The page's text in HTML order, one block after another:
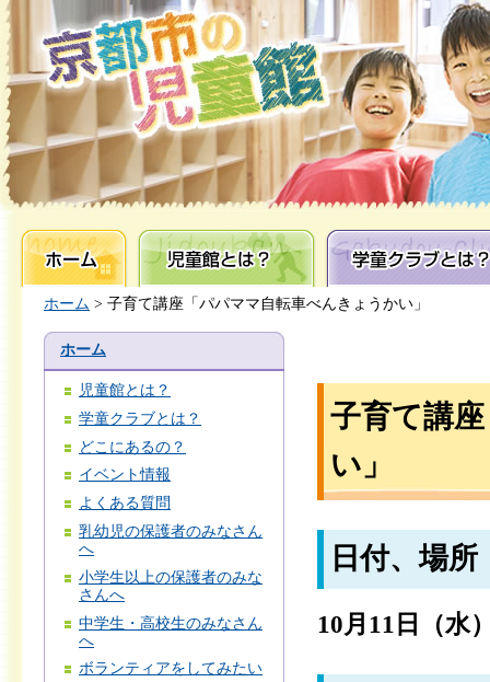
ホーム 児童館とは？ 学童クラブとは？
ホーム > 子育て講座「パパママ自転車べんきょうかい」
ホーム
児童館とは？
学童クラブとは？
どこにあるの？
イベント情報
よくある質問
乳幼児の保護者のみなさん
へ
小学生以上の保護者のみな
さんへ
中学生・高校生のみなさん
へ
ボランティアをしてみたい
子育て講
い」
日付、場所
10月11日（水